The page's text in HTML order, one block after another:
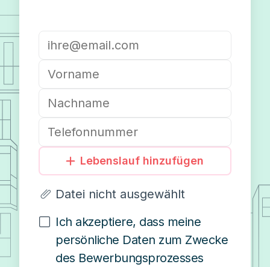
Lebenslauf hinzufügen
Datei nicht ausgewählt
Ich akzeptiere, dass meine
persönliche Daten zum Zwecke
des Bewerbungsprozesses